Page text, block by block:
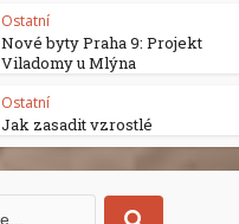
Ostatní
Nové byty Praha 9: Projekt
Viladomy u Mlýna
Ostatní
Jak zasadit vzrostlé